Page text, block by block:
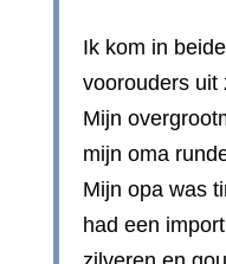
Ik kom in
voorouders uit
Mijn
mijn oma
Mijn opa was
had een